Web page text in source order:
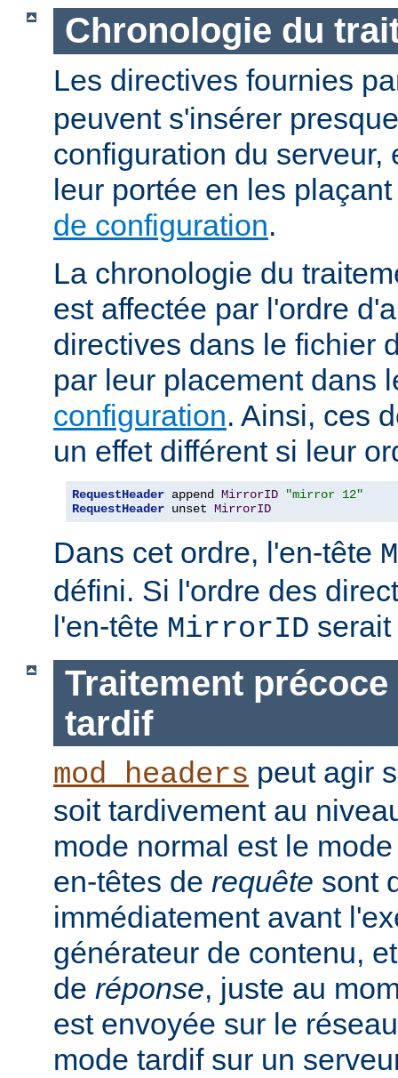
Chronologie du
Les directives fournies
peuvent s'insérer
configuration du serveur,
leur portée en les
de configuration.
La chronologie du
est affectée par l'ordre
directives dans le fichier
par leur placement dans
configuration. Ainsi, ces
un effet différent si leur
RequestHeader append MirrorID
"mirror 12"
RequestHeader unset MirrorID
Dans cet ordre, l'en-tête
défini. Si l'ordre des
l'en-tête MirrorID
Traitement
tardif
mod_headers peut agir
soit tardivement au
mode normal est le
en-têtes de requête sont
immédiatement avant
générateur de contenu,
de réponse, juste au
est envoyée sur le
mode tardif sur un